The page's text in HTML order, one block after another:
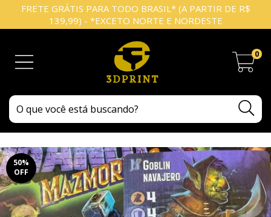
FRETE GRÁTIS PARA TODO BRASIL* (A PARTIR DE R$
139,99) - *EXCETO NORTE E NORDESTE
0
50%
OFF